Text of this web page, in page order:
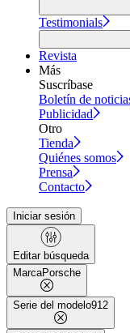
Testimonials
Revista
Más
Suscríbase
Boletín de
Publicidad
Otro
Tienda
Quiénes somos
Prensa
Contacto
Iniciar sesión
Editar búsqueda
MarcaPorsche
Serie del modelo912